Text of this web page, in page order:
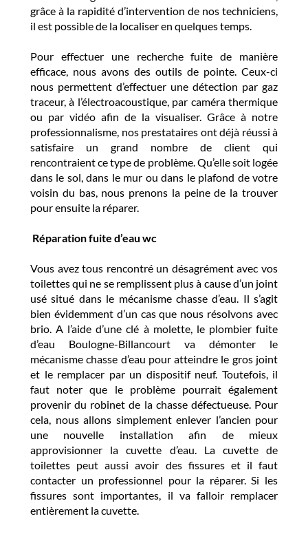
grâce à la rapidité d’intervention de nos techniciens,
il est possible de la localiser en quelques temps.
Pour effectuer une recherche fuite de manière
efficace, nous avons des outils de pointe. Ceux-ci
nous permettent d’effectuer une détection par gaz
traceur, à l’électroacoustique, par caméra thermique
ou par vidéo afin de la visualiser. Grâce à notre
professionnalisme, nos prestataires ont déjà réussi à
satisfaire un grand nombre de client qui
rencontraient ce type de problème. Qu’elle soit logée
dans le sol, dans le mur ou dans le plafond de votre
voisin du bas, nous prenons la peine de la trouver
pour ensuite la réparer.
Réparation fuite d’eau wc
Vous avez tous rencontré un désagrément avec vos
toilettes qui ne se remplissent plus à cause d’un joint
usé situé dans le mécanisme chasse d’eau. Il s’agit
bien évidemment d’un cas que nous résolvons avec
brio. A l’aide d’une clé à molette, le plombier fuite
d’eau Boulogne-Billancourt va démonter le
mécanisme chasse d’eau pour atteindre le gros joint
et le remplacer par un dispositif neuf. Toutefois, il
faut noter que le problème pourrait également
provenir du robinet de la chasse défectueuse. Pour
cela, nous allons simplement enlever l’ancien pour
une nouvelle installation afin de mieux
approvisionner la cuvette d’eau. La cuvette de
toilettes peut aussi avoir des fissures et il faut
contacter un professionnel pour la réparer. Si les
fissures sont importantes, il va falloir remplacer
entièrement la cuvette.